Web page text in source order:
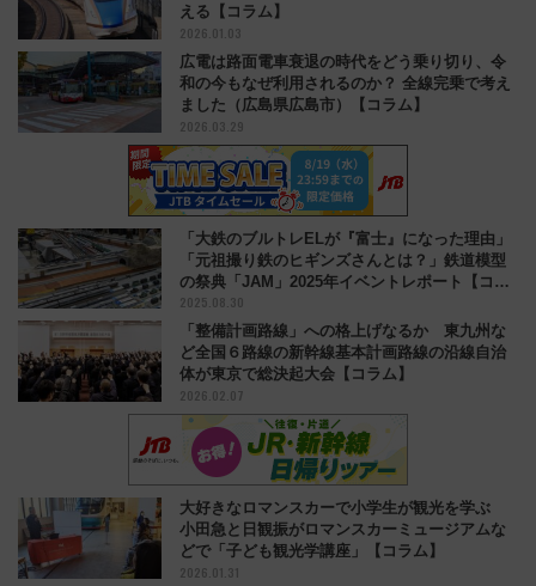
える【コラム】
2026.01.03
広電は路面電車衰退の時代をどう乗り切り、令
和の今もなぜ利用されるのか？ 全線完乗で考え
ました（広島県広島市）【コラム】
2026.03.29
「大鉄のブルトレELが『富士』になった理由」
「元祖撮り鉄のヒギンズさんとは？」鉄道模型
の祭典「JAM」2025年イベントレポート【コラ
ム】
2025.08.30
「整備計画路線」への格上げなるか 東九州な
ど全国６路線の新幹線基本計画路線の沿線自治
体が東京で総決起大会【コラム】
2026.02.07
大好きなロマンスカーで小学生が観光を学ぶ
小田急と日観振がロマンスカーミュージアムな
どで「子ども観光学講座」【コラム】
2026.01.31